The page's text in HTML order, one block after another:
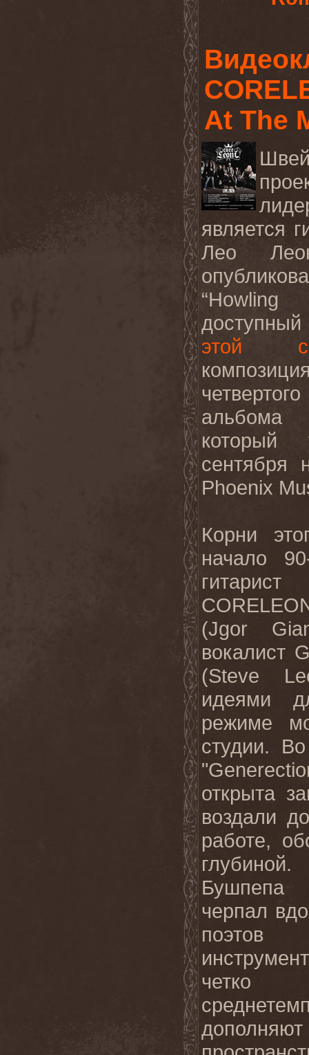
At The
является
Лео
этой
который
сентября
Phoenix
Корни
начало
(Jgor
вокалист
(Steve
идеями
режиме
студии.
открыта
воздали
работе,
Бушпепа
черпал